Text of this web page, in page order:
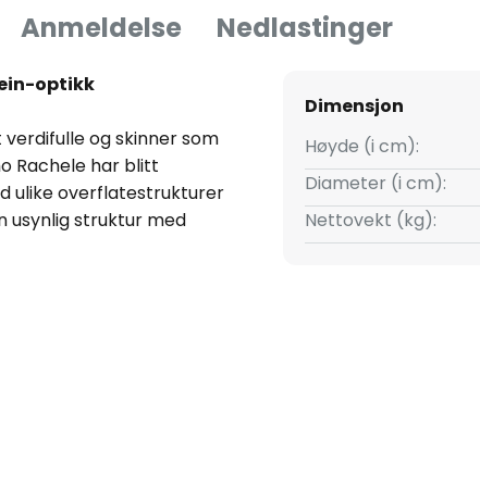
Anmeldelse Nedlastinger
optikk
og skinner som
Rachele har blitt
ulike overflatestrukturer
usynlig struktur med
som er laget for hånd
til en blomst av
med tre E27-
skjermstrukturen og
på veggen.
Dimensjon
Høyde (i cm):
Diameter (i cm):
Nettovekt (kg):